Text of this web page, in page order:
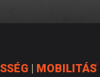
| MOBILITÁS